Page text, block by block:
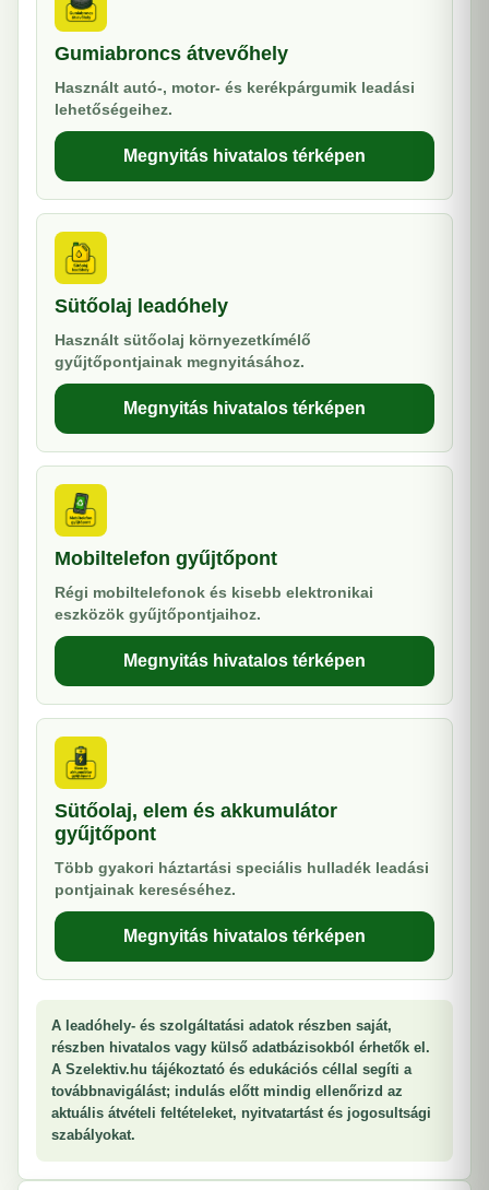
Gumiabroncs átvevőhely
Használt autó-, motor- és kerékpárgumik leadási
lehetőségeihez.
Megnyitás hivatalos térképen
Sütőolaj leadóhely
Használt sütőolaj környezetkímélő
gyűjtőpontjainak megnyitásához.
Megnyitás hivatalos térképen
Mobiltelefon gyűjtőpont
Régi mobiltelefonok és kisebb elektronikai
eszközök gyűjtőpontjaihoz.
Megnyitás hivatalos térképen
Sütőolaj, elem és akkumulátor
gyűjtőpont
Több gyakori háztartási speciális hulladék leadási
pontjainak kereséséhez.
Megnyitás hivatalos térképen
A leadóhely- és szolgáltatási adatok részben saját,
részben hivatalos vagy külső adatbázisokból érhetők el.
A Szelektiv.hu tájékoztató és edukációs céllal segíti a
továbbnavigálást; indulás előtt mindig ellenőrizd az
aktuális átvételi feltételeket, nyitvatartást és jogosultsági
szabályokat.